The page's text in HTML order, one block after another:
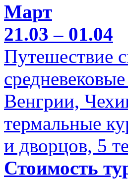
Март
21.03 – 01.04
Путешествие
Венгрии,
термальные
и дворцов, 5
Стоимость